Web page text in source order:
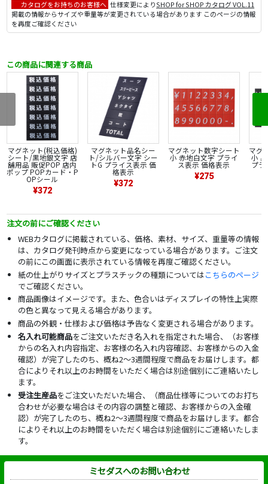
カタログをお持ちのお客様へ 仕様変更によりSHOP for SHOP カタログ VOL.11
掲載の情報からサイズや重量等が変更されている場合があります このページの情報
を再度ご確認ください
この商品に関連する商品
マグネット(税込価格)
シート/黒地銀文字 店
舗用品 販促POP 店内
ポップ POPカード・P
OPシール
¥372
マグネット品名シー
ト/シルバー文字 シー
トG プライス表示 価
格表示
¥372
マグネット数字シート
小 赤地白文字 プライ
ス表示 価格表示
¥275
マグ
小
プラ
注文の前にご確認ください
WEBカタログに掲載されている、価格、素材、サイズ、重量等の情報
は、カタログ発刊時点から変更になっている場合があります。ご注文
の前にこの画面に表示されている情報を再度ご確認ください。
紙の仕上がりサイズとプラスチックの種類についてはこちらのページ
でご確認ください。
商品画像はイメージです。また、色合いはディスプレイの特性上実際
の色と異なって見える場合があります。
商品の外観・仕様および価格は予告なく変更される場合があります。
名入れ可能商品をご注文いただき名入れを指定された場合、（お客様
からの名入れ内容指定、お客様の名入れ内容確認、お客様からの入金
確認）が完了したのち、概ね2～3週間程度で商品をお届けします。都
合によりそれ以上のお時間をいただく場合は別途個別にご連絡いたし
ます。
受注生産品をご注文いただいた場合、（商品仕様等についてのお打ち
合わせが必要な場合はその内容の調整と確認、お客様からの入金確
認）が完了したのち、概ね2～3週間程度で商品をお届けします。都合
によりそれ以上のお時間をいただく場合は別途個別にご連絡いたしま
す。
ミセダスへのお問い合わせ